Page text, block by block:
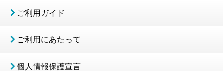
ご利用ガイド
ご利用にあたって
個人情報保護宣言